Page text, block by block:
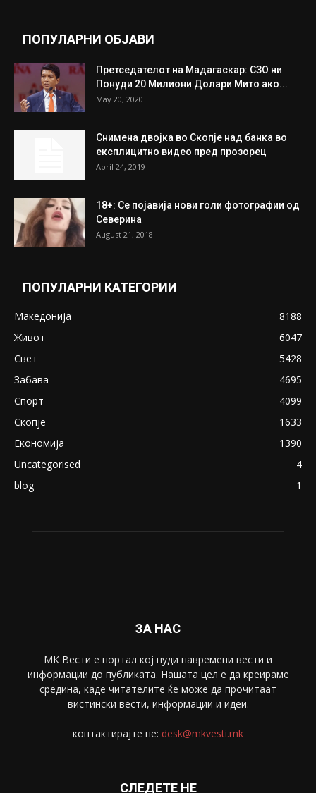
ПОПУЛАРНИ ОБЈАВИ
Претседателот на Мадагаскар: СЗО ни
Понуди 20 Милиони Долари Мито ако...
May 20, 2020
Снимена двојка во Скопје над банка во
експлицитно видео пред прозорец
April 24, 2019
18+: Се појавија нови голи фотографии од
Северина
August 21, 2018
ПОПУЛАРНИ КАТЕГОРИИ
Македонија
8188
Живот
6047
Свет
5428
Забава
4695
Спорт
4099
Скопје
1633
Економија
1390
Uncategorised
4
blog
1
ЗА НАС
МК Вести е портал коj нуди навремени вести и
информации до публиката. Нашата цел е да креираме
средина, каде читателите ќе може да прочитаат
вистински вести, информации и идеи.
контактирајте не: desk@mkvesti.mk
СЛЕДЕТЕ НЕ